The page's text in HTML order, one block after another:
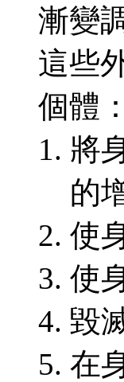
漸變
這些
個體：
將
的
使
使
毀
在